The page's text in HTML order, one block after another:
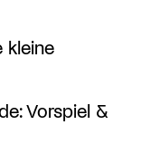
kleine
Vorspiel &